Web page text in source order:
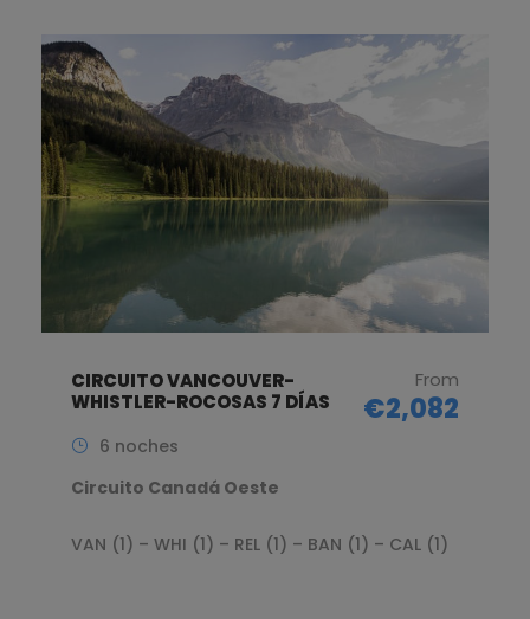
CIRCUITO VANCOUVER-
WHISTLER-ROCOSAS 7 DÍAS
From
€2,082
6 noches
Circuito Canadá Oeste
VAN (1) – WHI (1) – REL (1) – BAN (1) – CAL (1)